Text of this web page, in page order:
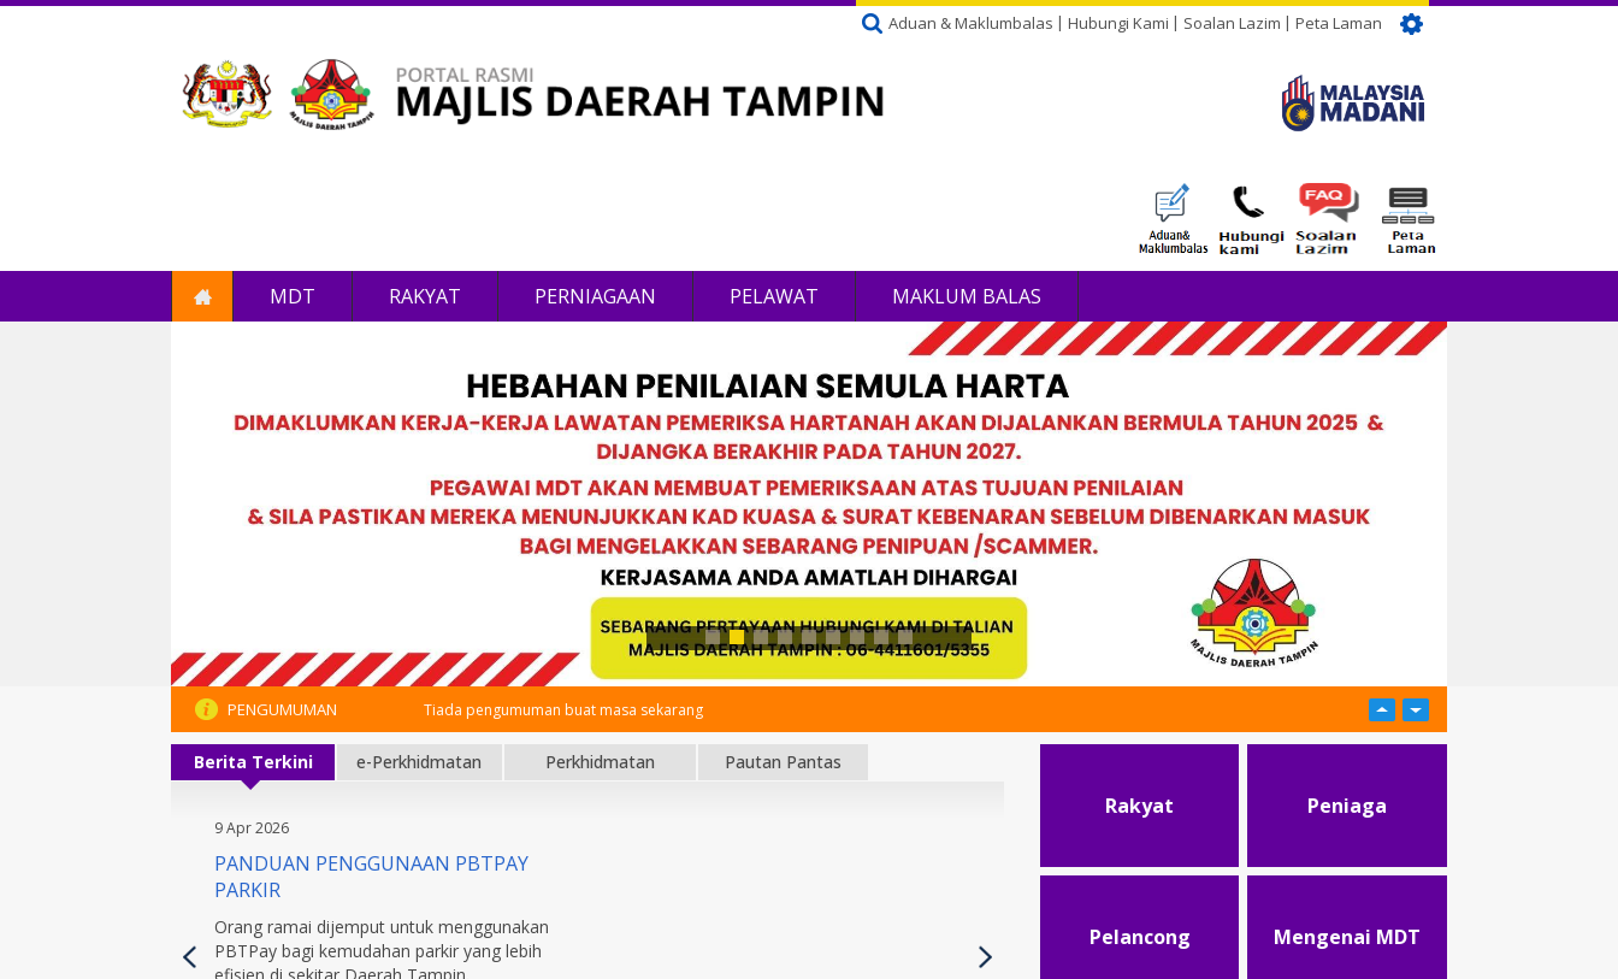
Aduan & Maklumbalas Hubungi Kami Soalan Lazim Peta Laman
MDT RAKYAT PERNIAGAAN PELAWAT MAKLUM BALAS
PENGUMUMAN Tiada pengumuman buat masa sekarang
Berita Terkini e-Perkhidmatan Perkhidmatan Pautan Pantas
9 Apr 2026
PANDUAN PENGGUNAAN PBTPAY
PARKIR
Orang ramai dijemput untuk menggunakan
PBTPay bagi kemudahan parkir yang lebih
Rakyat Peniaga
Pelancong Mengenai MDT